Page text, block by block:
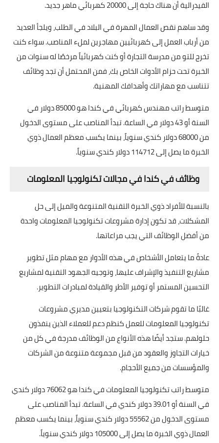
الفيدرالية أن هناك حاجة إلى 20000 كهربائي ماهر جديد.
وقد ساهم نقص العمال المهرة في البلاد في الطلب، ويلجأ العديد
من أرباب العمل إلى كهربائيين مهاجرين لملء المناصب. سواء كنت
تخرج للتو من مدرسة التجارة أو كنت كهربائياً مرخصًا له سنوات من
الخبرة تحت حزام الأدوات الخاص بك، فمن المحتمل أن تجد وظائف
تتناسب مع مهاراتك وأهدافك المهنية.
متوسط راتب مهندس كهربائي في كندا هو 85000 دولار في
السنة أو 43 دولار في الساعة. تبدأ المناصب على مستوى الدخول
من 68000 دولار كندي سنوياً، بينما يكسب معظم العمال ذوي
الخبرة ما يصل إلى 114712 دولار كندي سنوياً.
وظائف في كندا في مجالات تكنولوجيا المعلومات
بالنسبة للأفراد ذوي الخبرة التقنية المتنوعة والميل إلى حل
المشكلات، قد تكون إدارة مشروعات تكنولوجيا المعلومات واحدة
من أفضل الوظائف التي يجب مراعاتها.
عادةً ما يتعامل الأشخاص في هذه الأدوار مع مهام مثل تطوير
مشاريع التنفيذ والإشراف عليها، وتوجيه الجهود التقنية لمشاريع
التحسين المستمر أو توفير الأطر والقيادة لمبادرات التطوير.
غالبًا ما تقوم شركات التكنولوجيا بتعيين مديري مشروعات
تكنولوجيا المعلومات للعمل كنظم دعم للعملاء الذين ينفذون
حلولهم. ستجد أيضًا هذه الأنواع من الوظائف مدرجة في كل من
خيارات التجاوز والعقود من قبل مجموعة متنوعة من الشركات
والمؤسسات من جميع الأحجام.
متوسط راتب تكنولوجيا المعلومات في كندا هو 76062 دولار كندي
في السنة أو 39.01 دولار كندي في الساعة. تبدأ المناصب على
مستوى الدخول من 55562 دولار كندي سنوياً، بينما يكسب معظم
العمال ذوي الخبرة ما يصل إلى 105000 دولار كندي سنوياً.